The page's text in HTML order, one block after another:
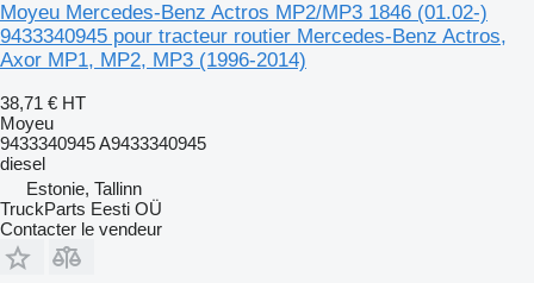
Moyeu Mercedes-Benz Actros MP2/MP3 1846 (01.02-)
9433340945 pour tracteur routier Mercedes-Benz Actros,
Axor MP1, MP2, MP3 (1996-2014)
38,71 € HT
Moyeu
9433340945 A9433340945
diesel
Estonie, Tallinn
TruckParts Eesti OÜ
Contacter le vendeur